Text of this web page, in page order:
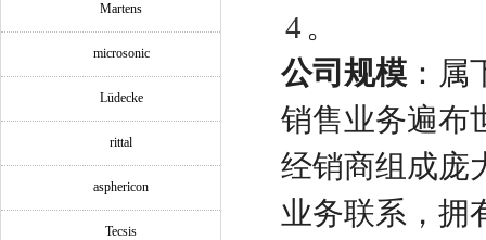
Martens
microsonic
Lüdecke
rittal
asphericon
Tecsis
4 。
公司规模 ：
销售业务遍布
经销商组成庞
业务联系，拥